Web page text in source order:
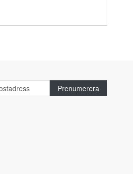
Prenumerera